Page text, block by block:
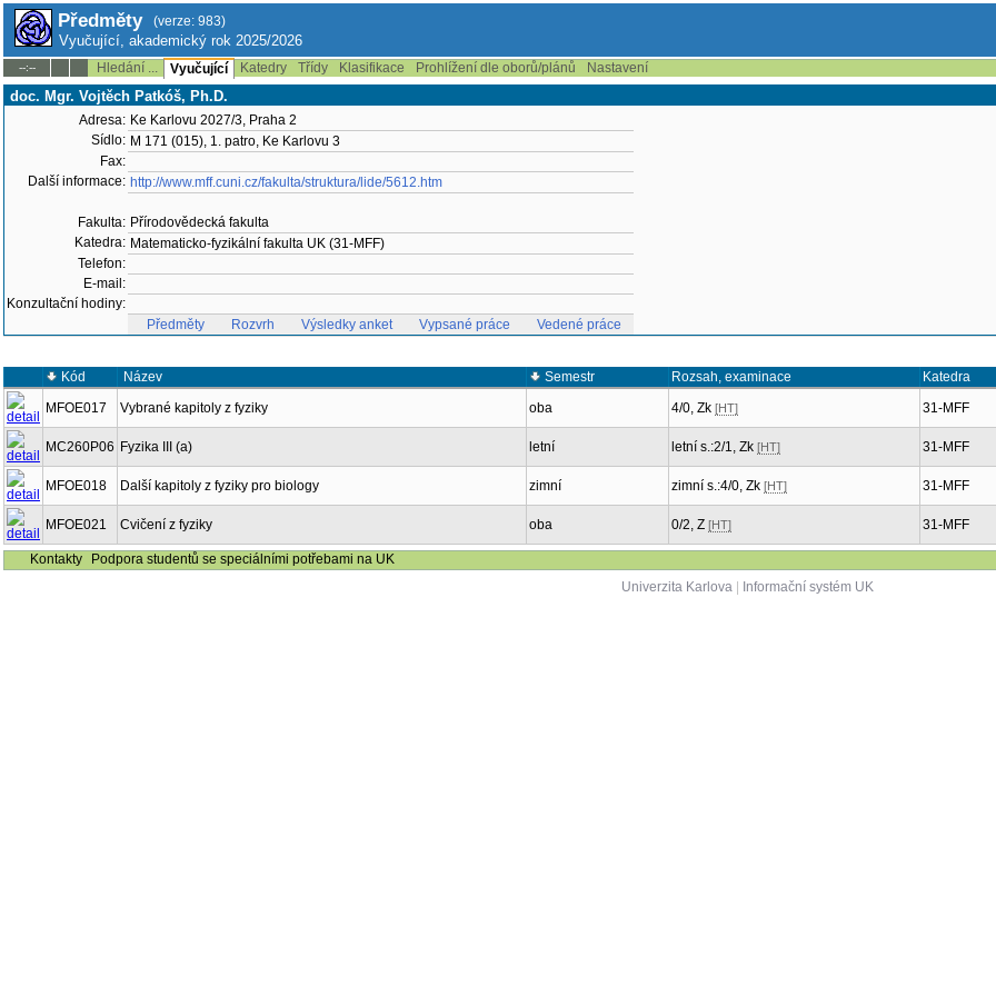
Předměty (verze: 983)
Vyučující, akademický rok 2025/2026
--:-- Hledání ... Vyučující Katedry Třídy Klasifikace Prohlížení dle oborů/plánů Nastavení
doc. Mgr. Vojtěch Patkóš, Ph.D.
Adresa: Ke Karlovu 2027/3, Praha 2
Sídlo: M 171 (015), 1. patro, Ke Karlovu 3
Fax:
Další informace: http://www.mff.cuni.cz/fakulta/struktura/lide/5612.htm
Fakulta: Přírodovědecká fakulta
Katedra: Matematicko-fyzikální fakulta UK (31-MFF)
Telefon:
E-mail:
Konzultační hodiny:
Předměty
Rozvrh Výsledky anket Vypsané práce Vedené práce
Kód Název Semestr Rozsah, examinace Katedra
MFOE017
Vybrané kapitoly z fyziky oba 4/0, Zk [HT] 31-MFF
MC260P06 Fyzika III (a) letní letní s.:2/1, Zk [HT] 31-MFF
MFOE018 Další kapitoly z fyziky pro biology zimní zimní s.:4/0, Zk [HT] 31-MFF
MFOE021 Cvičení z fyziky oba 0/2, Z [HT] 31-MFF
Kontakty
Podpora studentů se speciálními potřebami na UK
Univerzita Karlova| Informační systém UK